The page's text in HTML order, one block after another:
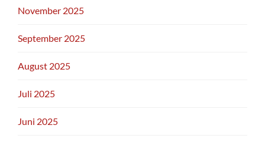
November 2025
September 2025
August 2025
Juli 2025
Juni 2025